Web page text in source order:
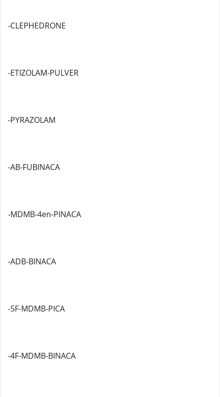
-CLEPHEDRONE
-ETIZOLAM-PULVER
-PYRAZOLAM
-AB-FUBINACA
-MDMB-4en-PINACA
-ADB-BINACA
-5F-MDMB-PICA
-4F-MDMB-BINACA